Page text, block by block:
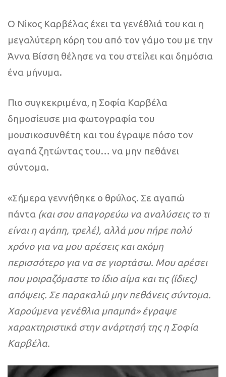
Ο Νίκος Καρβέλας έχει τα γενέθλιά του και η
μεγαλύτερη κόρη του από τον γάμο του με την
Άννα Βίσση θέλησε να του στείλει και δημόσια
ένα μήνυμα.
Πιο συγκεκριμένα, η Σοφία Καρβέλα
δημοσίευσε μια φωτογραφία του
μουσικοσυνθέτη και του έγραψε πόσο τον
αγαπά ζητώντας του… να μην πεθάνει
σύντομα.
«Σήμερα γεννήθηκε ο θρύλος. Σε αγαπώ
πάντα (και σου απαγορεύω να αναλύσεις το τι
είναι η αγάπη, τρελέ), αλλά μου πήρε πολύ
χρόνο για να μου αρέσεις και ακόμη
περισσότερο για να σε γιορτάσω. Μου αρέσει
που μοιραζόμαστε το ίδιο αίμα και τις (ίδιες)
απόψεις. Σε παρακαλώ μην πεθάνεις σύντομα.
Χαρούμενα γενέθλια μπαμπά» έγραψε
χαρακτηριστικά στην ανάρτησή της η Σοφία
Καρβέλα.